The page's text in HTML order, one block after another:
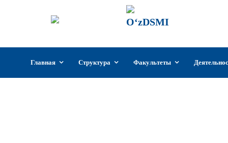
содержимому
Главная Структура Факультеты